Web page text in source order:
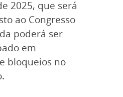
2025, que será
ao Congresso
poderá ser
em
bloqueios no